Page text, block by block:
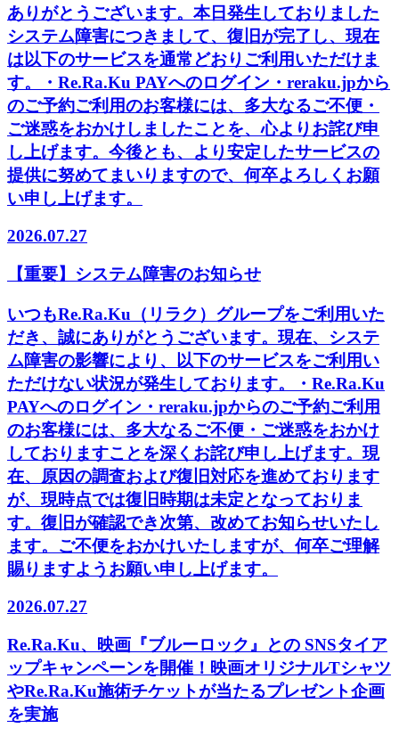
ありがとうございます。本日発生しておりました
システム障害につきまして、復旧が完了し、現在
は以下のサービスを通常どおりご利用いただけま
す。・Re.Ra.Ku PAYへのログイン・reraku.jpから
のご予約ご利用のお客様には、多大なるご不便・
ご迷惑をおかけしましたことを、心よりお詫び申
し上げます。今後とも、より安定したサービスの
提供に努めてまいりますので、何卒よろしくお願
い申し上げます。
2026.07.27
【重要】システム障害のお知らせ
いつもRe.Ra.Ku（リラク）グループをご利用いた
だき、誠にありがとうございます。現在、システ
ム障害の影響により、以下のサービスをご利用い
ただけない状況が発生しております。・Re.Ra.Ku
PAYへのログイン・reraku.jpからのご予約ご利用
のお客様には、多大なるご不便・ご迷惑をおかけ
しておりますことを深くお詫び申し上げます。現
在、原因の調査および復旧対応を進めております
が、現時点では復旧時期は未定となっておりま
す。復旧が確認でき次第、改めてお知らせいたし
ます。ご不便をおかけいたしますが、何卒ご理解
賜りますようお願い申し上げます。
2026.07.27
Re.Ra.Ku、映画『ブルーロック』との SNSタイア
ップキャンペーンを開催！映画オリジナルTシャツ
やRe.Ra.Ku施術チケットが当たるプレゼント企画
を実施